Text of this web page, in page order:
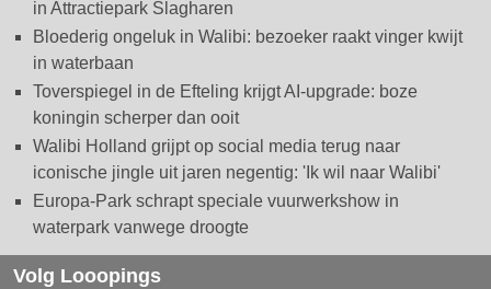
in Attractiepark Slagharen
Bloederig ongeluk in Walibi: bezoeker raakt vinger kwijt
in waterbaan
Toverspiegel in de Efteling krijgt AI-upgrade: boze
koningin scherper dan ooit
Walibi Holland grijpt op social media terug naar
iconische jingle uit jaren negentig: 'Ik wil naar Walibi'
Europa-Park schrapt speciale vuurwerkshow in
waterpark vanwege droogte
Volg Looopings